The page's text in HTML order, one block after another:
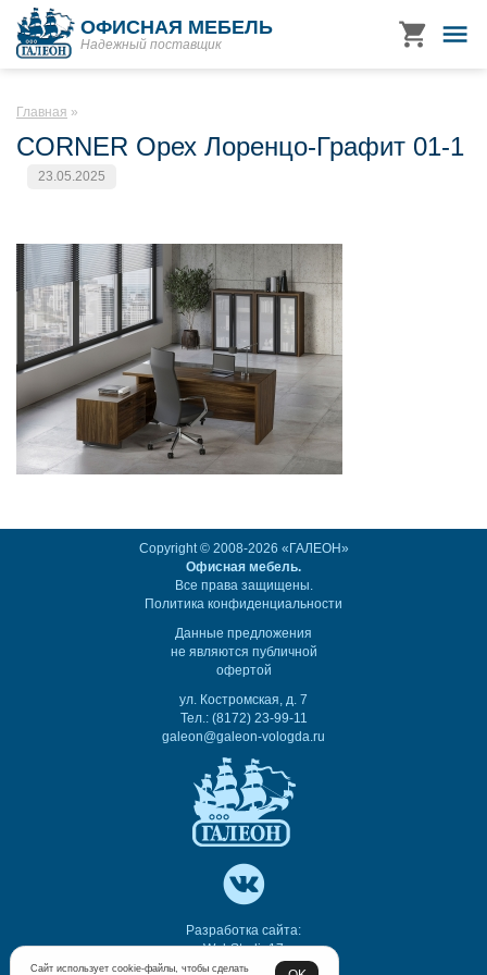
ОФИСНАЯ МЕБЕЛЬ
Надежный поставщик
Главная
CORNER Орех Лоренцо-Графит 01-1
23.05.2025
Copyright © 2008-2026 «ГАЛЕОН»
Офисная мебель.
Все права защищены.
Политика конфиденциальности
Данные предложения
не являются публичной
офертой
ул. Костромская, д. 7
Тел.: (8172) 23-99-11
galeon@galeon-vologda.ru
Разработка сайта:
WebStudio17
Сайт использует cookie-файлы, чтобы сделать